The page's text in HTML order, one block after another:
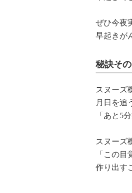
ぜひ今夜
早起きが
秘訣そ
スヌーズ
月日を追
「あと5
スヌーズ
「この
作り出す